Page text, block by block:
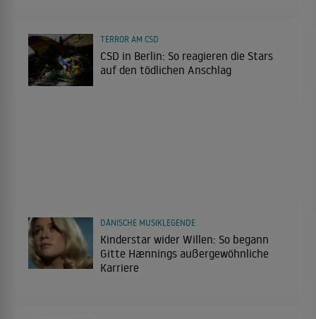
CSD in Berlin: So reagieren die Stars
auf den tödlichen Anschlag
TERROR AM CSD
Kinderstar wider Willen: So begann
Gitte Hænnings außergewöhnliche
Karriere
DÄNISCHE MUSIKLEGENDE